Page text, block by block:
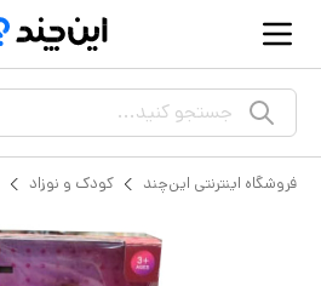
جستجو کنید...
فروشگاه اینترنتی این‌چند کودک و نوزاد